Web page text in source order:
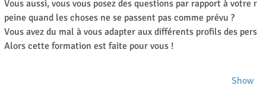
Vous aussi, vous vous posez des questions par rapport à
peine quand les choses ne se passent pas comme prévu ?
Vous avez du mal à vous adapter aux différents profils des
Alors cette formation est faite pour vous !
Show